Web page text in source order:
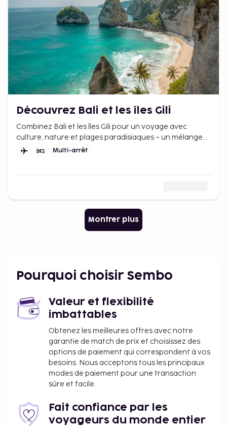
Découvrez Bali et les îles Gili
Combinez Bali et les îles Gili pour un voyage avec
culture, nature et plages paradisiaques – un mélange
parfait d'expériences et de détente.
Multi-arrêt
Montrer plus
Pourquoi choisir Sembo
Valeur et flexibilité
imbattables
Obtenez les meilleures offres avec notre
garantie de match de prix et choisissez des
options de paiement qui correspondent à vos
besoins. Nous acceptons tous les principaux
modes de paiement pour une transaction
sûre et facile.
Fait confiance par les
voyageurs du monde entier